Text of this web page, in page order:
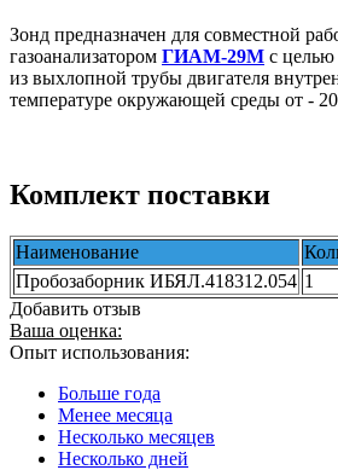
Зонд предназначен для совместной
газоанализатором ГИАМ-29М с целью
из выхлопной трубы двигателя
температуре окружающей среды от -
Комплект поставки
Наименование
Пробозаборник ИБЯЛ.418312.054 1
Добавить отзыв
Ваша оценка:
Опыт использования:
Больше года
Менее месяца
Несколько месяцев
Несколько дней